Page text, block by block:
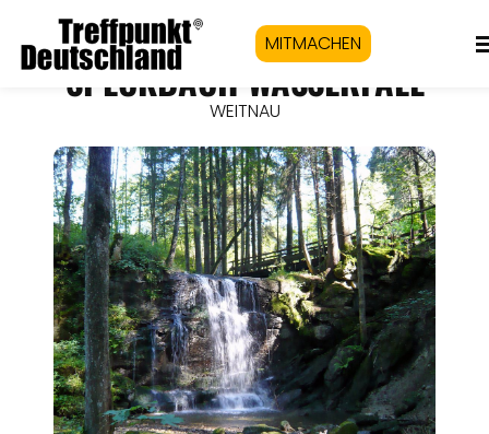
MITMACHEN
SPECKBACH WASSERFALL
WEITNAU